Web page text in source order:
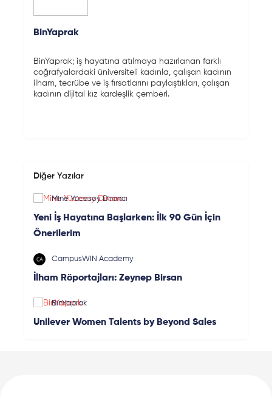
BinYaprak
BinYaprak; iş hayatına atılmaya hazırlanan farklı
coğrafyalardaki üniversiteli kadınla, çalışan kadının
ilham, tecrübe ve iş fırsatlarını paylaştıkları, çalışan
kadının dijital kız kardeşlik çemberi.
Diğer Yazılar
Mine Yücesoy Dirancı
Yeni İş Hayatına Başlarken: İlk 90 Gün İçin
Önerilerim
CampusWIN Academy
İlham Röportajları: Zeynep Birsan
BinYaprak
Unilever Women Talents by Beyond Sales